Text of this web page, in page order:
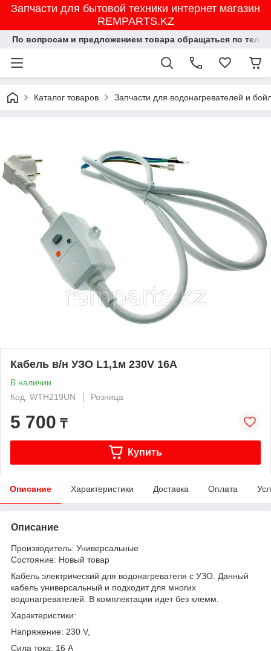
Запчасти для бытовой техники интернет магазин
REMPARTS.KZ
По вопросам и предложением товара обращаться по
Каталог товаров Запчасти для водонагревателей и
Кабель в/н УЗО L1,1м 230V 16А
В наличии
Код: WTH219UN
Розница
5 700 ₸
Купить
Описание Характеристики Доставка Оплата
Описание
Производитель: Универсальные
Состояние: Новый товар
Кабель электрический для водонагревателя с УЗО. Данный
кабель универсальный и подходит для многих
водонагревателей. В комплектации идет без клемм.
Характеристики:
Напряжение: 230 V,
Сила тока: 16 A